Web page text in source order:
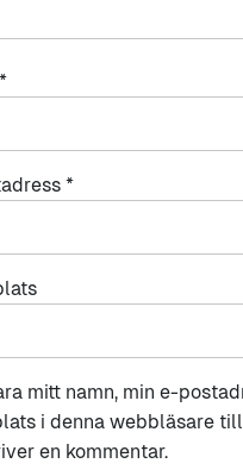
*
*
mitt namn, min e-
i denna webbläsare
en kommentar.